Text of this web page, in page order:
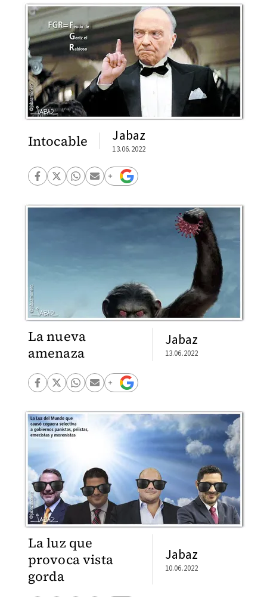
Intocable Jabaz
13.06.2022
La nueva
amenaza
Jabaz
13.06.2022
La luz que
provoca vista
gorda
Jabaz
10.06.2022